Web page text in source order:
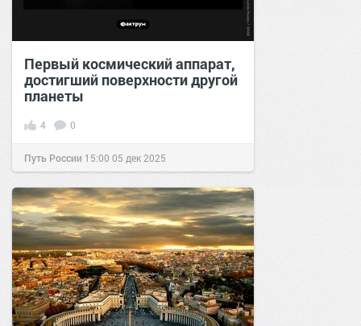
Первый космический аппарат,
достигший поверхности другой
планеты
4 0
Путь России 15:00 05 дек 2025